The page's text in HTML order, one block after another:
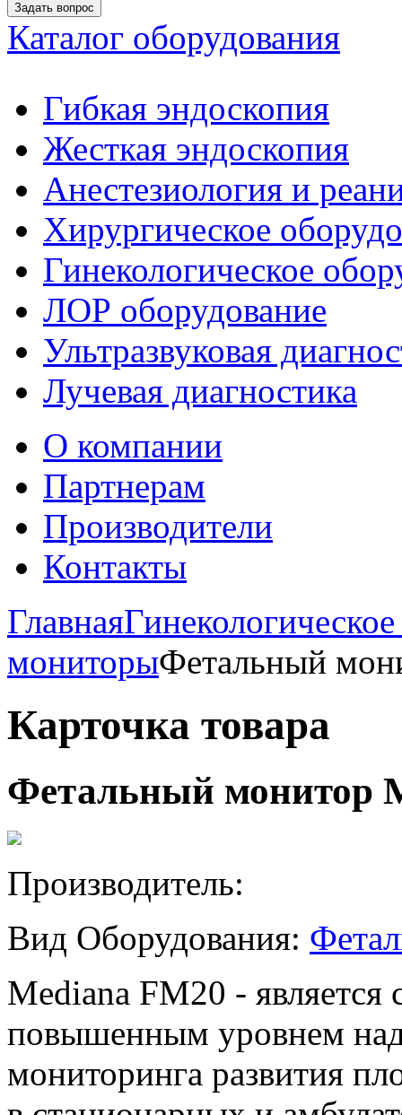
Задать вопрос
Каталог оборудования
Гибкая эндоскопия
Жесткая эндоскопия
Анестезиология и
Хирургическое
Гинекологическое
ЛОР оборудование
Ультразвуковая
Лучевая диагностика
О компании
Партнерам
Производители
Контакты
Главная
мониторыФетальный
Карточка товара
Фетальный монитор
Производитель:
Вид Оборудования:
Mediana FM20 -
повышенным уровнем
мониторинга развития